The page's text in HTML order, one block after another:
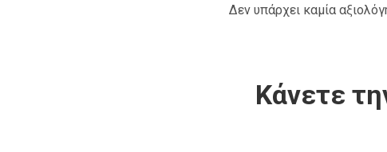
Δεν υπάρχει καμία
Κάνετε